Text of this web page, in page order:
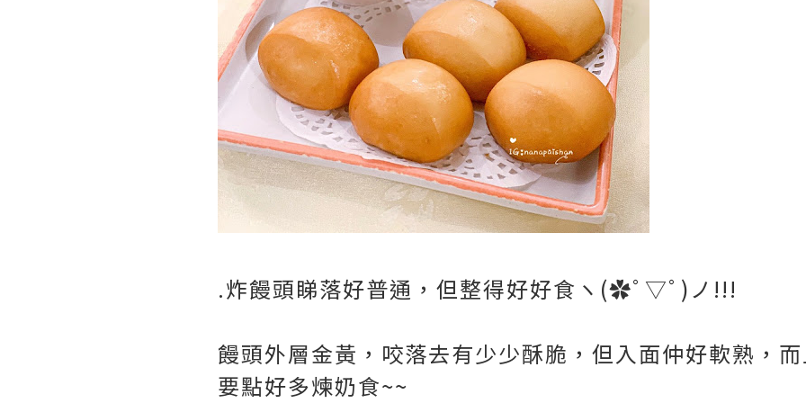
.炸饅頭睇落好普通，但整得好好食ヽ(✿ﾟ▽ﾟ)ノ!!!
饅頭外層金黃，咬落去有少少酥脆，但入面仲好軟熟，而
要點好多煉奶食~~